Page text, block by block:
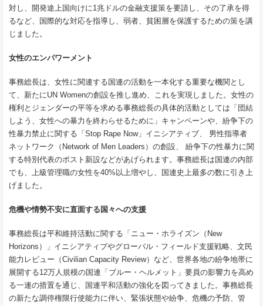
対し、開発途上国向けに1兆ドルの金融支援策を要請し、その了承を得
るなど、国際的な対応を指導し、弱者、貧困層を保護するための策を講
じました。
女性のエンパワーメント
事務総長は、女性に関連する国連の活動を一本化する重要な機関とし
て、新たにUN Womenの創設を推し進め、これを実現しました。女性の
権利とジェンダーの平等を求める事務総長の具体的活動としては「団結
しよう、女性への暴力を終わらせるために」キャンペーンや、紛争下の
性暴力禁止に関する「Stop Rape Now」イニシアティブ、 男性指導者
ネットワーク（Network of Men Leaders）の創設、 紛争下の性暴力に関
する特別代表のポスト新設などがあげられます。事務総長は国連の内部
でも、上級管理職の女性を40%以上増やし、国連史上最多の数に引き上
げました。
危機や情勢不安に直面する国々への支援
事務総長は平和維持活動に関する「ニュー・ホライズン（New
Horizons）」イニシアティブやグローバル・フィールド支援戦略、文民
能力レビュー（Civilian Capacity Review）など、世界各地の紛争地帯に
展開する12万人規模の国連「ブルー・ヘルメット」要員の影響力を高め
る一連の措置を通じ、国連平和活動の強化を図ってきました。事務総長
の新たな調停権限行使能力に伴い、緊張状態や紛争、危機の予防、管